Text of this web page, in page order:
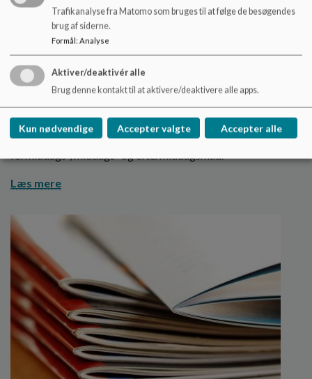
Madordning
I Børnehuset Nørre Aaby er der madordning for
vuggestuebørnene.
Alle børnehavebørn skal selv medbringe madpakke til
Læs mere
Trafikanalyse fra Matomo som bruges til at følge de besøgendes
brug af siderne.
Formål: Analyse
Aktiver/deaktivér alle
Brug denne kontakt til at aktivere/deaktivere alle apps.
Kun nødvendige Accepter valgte Accepter alle